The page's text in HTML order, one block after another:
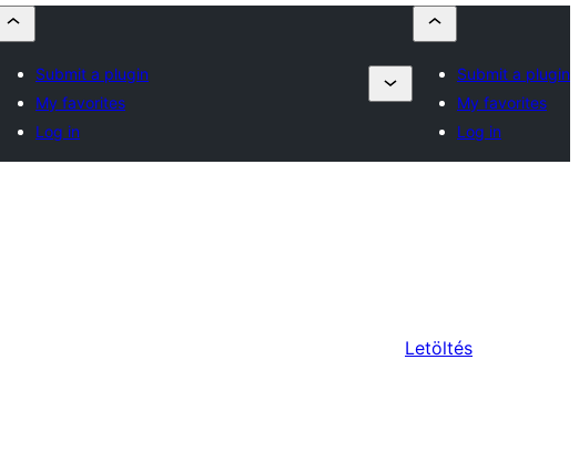
Submit a plugin
My favorites
Log in
Submit a plugin
My favorites
Log in
Letöltés